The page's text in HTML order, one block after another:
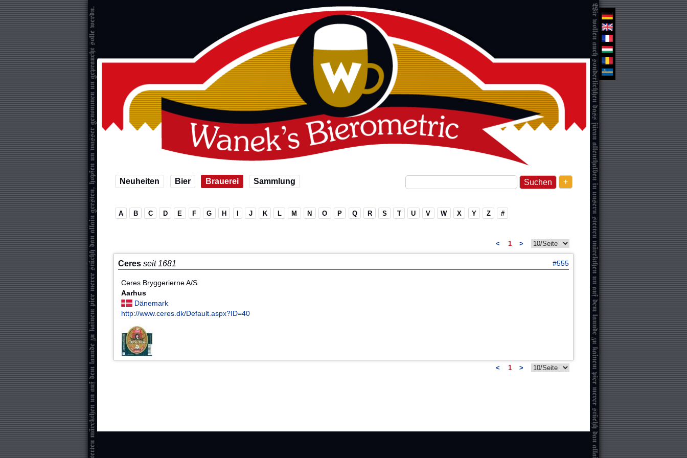
+
Neuheiten Bier Brauerei Sammlung
A B C D E F G H J K L M N O P Q R S T U V W X Y Z #
< 1 >
Ceres seit 1681 #555
Ceres Bryggerierne A/S
Aarhus
Dänemark
http://www.ceres.dk/Default.aspx?ID=40
< 1 >